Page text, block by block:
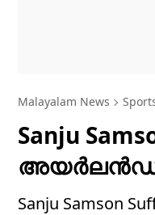
Malayalam News
Sanju
അയര്‍ലന്‍ഡ്
Sanju Samson